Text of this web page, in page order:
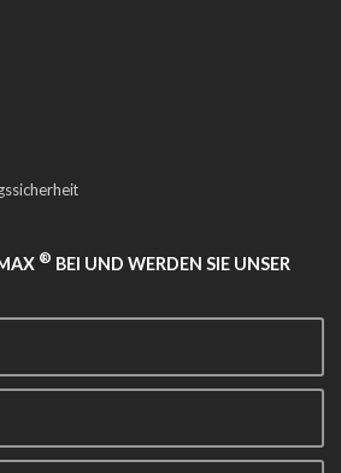
® BEI UND WERDEN SIE UNSER